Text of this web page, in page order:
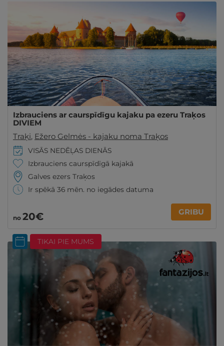
Izbrauciens ar caurspīdīgu kajaku pa ezeru Traķos
DIVIEM
Traķi, Ežero Gelmės - kajaku noma Traķos
VISĀS NEDĒĻAS DIENĀS
Izbrauciens caurspīdīgā kajakā
Galves ezers Traķos
Ir spēkā 36 mēn. no iegādes datuma
no 20€ GRIBU
TIKAI PIE MUMS